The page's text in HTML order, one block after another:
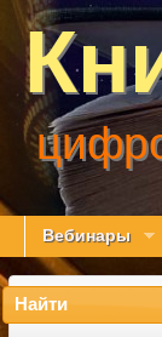
Вебинары
Найти